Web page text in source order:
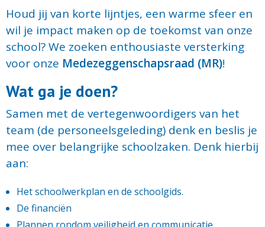
Houd jij van korte lijntjes, een warme sfeer en
wil je impact maken op de toekomst van onze
school? We zoeken enthousiaste versterking
voor onze Medezeggenschapsraad (MR)!
Wat ga je doen?
Samen met de vertegenwoordigers van het
team (de personeelsgeleding) denk en beslis je
mee over belangrijke schoolzaken. Denk hierbij
aan:
Het schoolwerkplan en de schoolgids.
De financiën